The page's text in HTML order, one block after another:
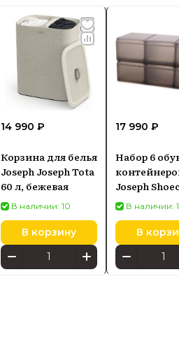
14 990 ₽
Корзина для белья
Joseph Joseph Tota
60 л, бежевая
В наличии: 10
В корзину
17 990 ₽
Набор 6
Joseph
taupe (55014)
В наличии:
В